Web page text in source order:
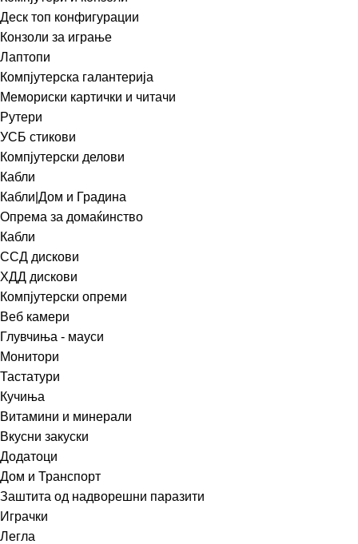
Деск топ конфигурации
Конзоли за играње
Лаптопи
Компјутерска галантерија
Мемориски картички и читачи
Рутери
УСБ стикови
Компјутерски делови
Кабли
Кабли|Дом и Градина
Опрема за домаќинство
Кабли
ССД дискови
ХДД дискови
Компјутерски опреми
Веб камери
Глувчиња - мауси
Монитори
Тастатури
Кучиња
Витамини и минерали
Вкусни закуски
Додатоци
Дом и Транспорт
Заштита од надворешни паразити
Играчки
Легла